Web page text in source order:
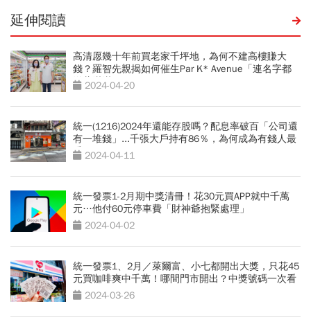
延伸閱讀
高清愿幾十年前買老家千坪地，為何不建高樓賺大
錢？羅智先親揭如何催生Par K* Avenue「連名字都
洋蔥滿滿」
2024-04-20
統一(1216)2024年還能存股嗎？配息率破百「公司還
有一堆錢」...千張大戶持有86％，為何成為有錢人最
愛？2024-04-11
統一發票1-2月期中獎清冊！花30元買APP就中千萬
元…他付60元停車費「財神爺抱緊處理」
2024-04-02
統一發票1、2月／萊爾富、小七都開出大獎，只花45
元買咖啡爽中千萬！哪間門市開出？中獎號碼一次看
2024-03-26